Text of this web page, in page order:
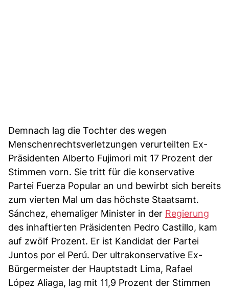
Demnach lag die Tochter des wegen
Menschenrechtsverletzungen verurteilten Ex-
Präsidenten Alberto Fujimori mit 17 Prozent der
Stimmen vorn. Sie tritt für die konservative
Partei Fuerza Popular an und bewirbt sich bereits
zum vierten Mal um das höchste Staatsamt.
Sánchez, ehemaliger Minister in der Regierung
des inhaftierten Präsidenten Pedro Castillo, kam
auf zwölf Prozent. Er ist Kandidat der Partei
Juntos por el Perú. Der ultrakonservative Ex-
Bürgermeister der Hauptstadt Lima, Rafael
López Aliaga, lag mit 11,9 Prozent der Stimmen